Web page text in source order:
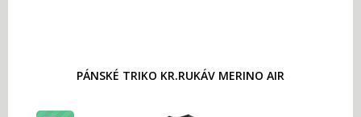
PÁNSKÉ TRIKO KR.RUKÁV MERINO AIR